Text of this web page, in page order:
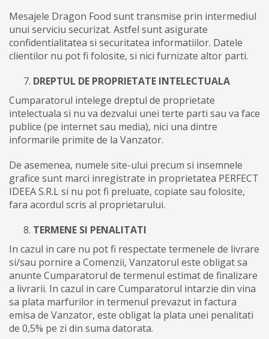
Mesajele Dragon Food sunt transmise prin intermediul
unui serviciu securizat. Astfel sunt asigurate
confidentialitatea si securitatea informatiilor. Datele
clientilor nu pot fi folosite, si nici furnizate altor parti.
DREPTUL DE PROPRIETATE INTELECTUALA
Cumparatorul intelege dreptul de proprietate
intelectuala si nu va dezvalui unei terte parti sau va face
publice (pe internet sau media), nici una dintre
informarile primite de la Vanzator.
De asemenea, numele site-ului precum si insemnele
grafice sunt marci inregistrate in proprietatea PERFECT
IDEEA S.R.L si nu pot fi preluate, copiate sau folosite,
fara acordul scris al proprietarului.
TERMENE SI PENALITATI
In cazul in care nu pot fi respectate termenele de livrare
si/sau pornire a Comenzii, Vanzatorul este obligat sa
anunte Cumparatorul de termenul estimat de finalizare
a livrarii. In cazul in care Cumparatorul intarzie din vina
sa plata marfurilor in termenul prevazut in factura
emisa de Vanzator, este obligat la plata unei penalitati
de 0,5% pe zi din suma datorata.